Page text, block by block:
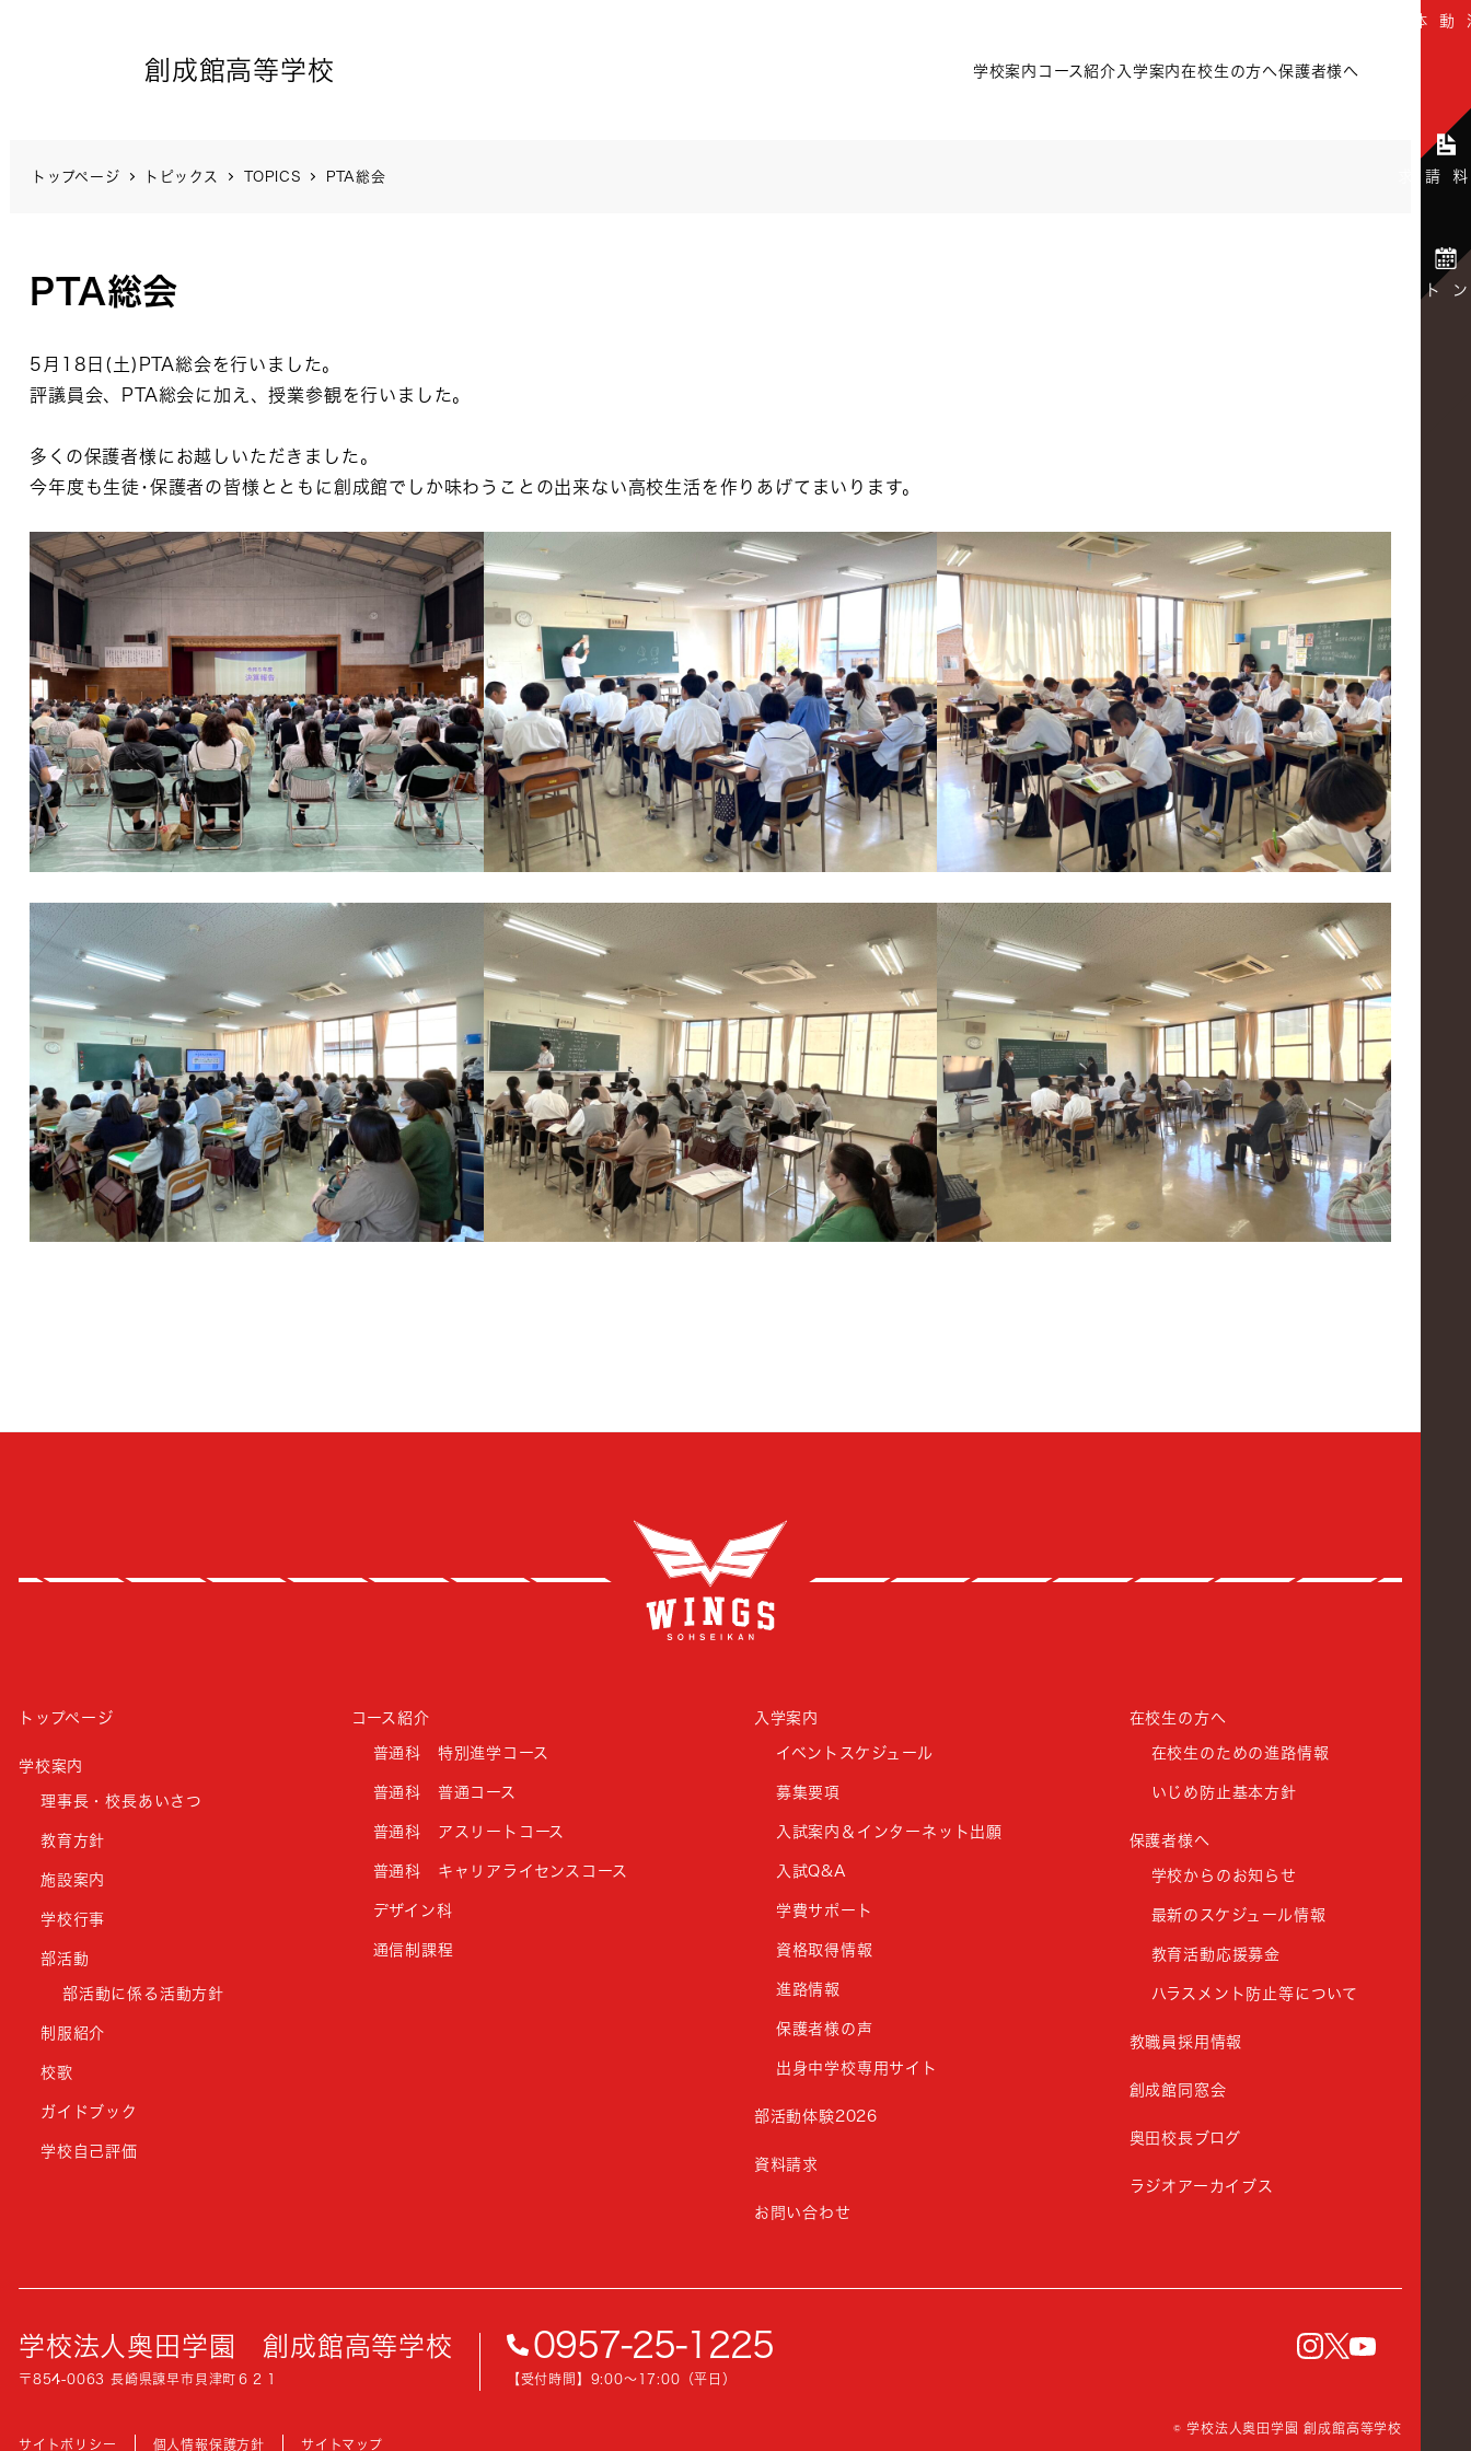
創成館高等学校 学校案内 コース紹介 入学案内在校生の方へ保護者様へ
トップページ トピックス TOPICS PTA総会
PTA総会
5月18日(土)PTA総会を行いました。
評議員会、PTA総会に加え、授業参観を行いました。
多くの保護者様にお越しいただきました。
今年度も生徒･保護者の皆様とともに創成館でしか味わうことの出来ない高校生活を作りあげてまいります。
トップページ
学校案内
理事長・校長あいさつ
教育方針
施設案内
学校行事
部活動
部活動に係る活動方針
制服紹介
校歌
ガイドブック
学校自己評価
コース紹介
普通科 特別進学コース
普通科 普通コース
普通科 アスリートコース
普通科 キャリアライセンスコース
デザイン科
通信制課程
入学案内
イベントスケジュール
募集要項
入試案内＆インターネット出願
入試Q&A
学費サポート
資格取得情報
進路情報
保護者様の声
出身中学校専用サイト
部活動体験2026
資料請求
お問い合わせ
在校生の方へ
在校生のための進路情報
いじめ防止基本方針
保護者様へ
学校からのお知らせ
最新のスケジュール情報
教育活動応援募金
ハラスメント防止等について
教職員採用情報
創成館同窓会
奥田校長ブログ
ラジオアーカイブス
学校法人奥田学園 創成館高等学校
〒854-0063 長崎県諫早市貝津町６２１
0957-25-1225
【受付時間】9:00〜17:00（平日）
instagram
サイトポリシー 個人情報保護方針 サイトマップ
© 学校法人奥田学園 創成館高等学校